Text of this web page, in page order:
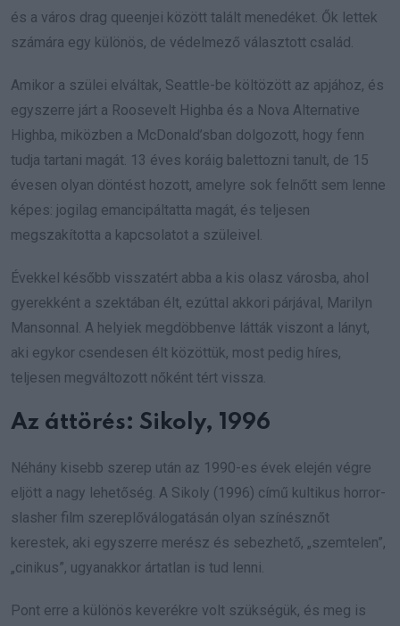
és a város drag queenjei között talált menedéket. Ők lettek
számára egy különös, de védelmező választott család.
Amikor a szülei elváltak, Seattle-be költözött az apjához, és
egyszerre járt a Roosevelt Highba és a Nova Alternative
Highba, miközben a McDonald’sban dolgozott, hogy fenn
tudja tartani magát. 13 éves koráig balettozni tanult, de 15
évesen olyan döntést hozott, amelyre sok felnőtt sem lenne
képes: jogilag emancipáltatta magát, és teljesen
megszakította a kapcsolatot a szüleivel.
Évekkel később visszatért abba a kis olasz városba, ahol
gyerekként a szektában élt, ezúttal akkori párjával, Marilyn
Mansonnal. A helyiek megdöbbenve látták viszont a lányt,
aki egykor csendesen élt közöttük, most pedig híres,
teljesen megváltozott nőként tért vissza.
Az áttörés: Sikoly, 1996
Néhány kisebb szerep után az 1990-es évek elején végre
eljött a nagy lehetőség. A Sikoly (1996) című kultikus horror-
slasher film szereplőválogatásán olyan színésznőt
kerestek, aki egyszerre merész és sebezhető, „szemtelen”,
„cinikus”, ugyanakkor ártatlan is tud lenni.
Pont erre a különös keverékre volt szükségük, és meg is